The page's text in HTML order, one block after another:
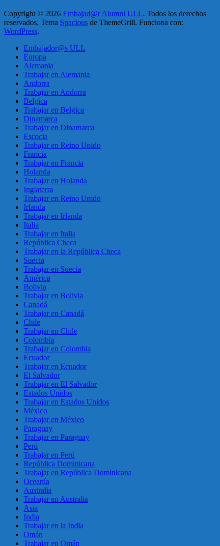
Copyright © 2026 Embajad@r Alumni ULL. Todos los derechos
reservados. Tema Spacious de ThemeGrill. Funciona con:
WordPress.
Embajador@s ULL
Europa
Alemania
Trabajar en Alemania
Andorra
Trabajar en Andorra
Belgica
Trabajar en Belgica
Dinamarca
Trabajar en Dinamarca
Escocia
Trabajar en Reino Unido
Francia
Trabajar en Francia
Holanda
Trabajar en Holanda
Inglaterra
Trabajar en Reino Unido
Irlanda
Trabajar en Irlanda
Italia
Trabajar en Italia
República Checa
Trabajar en la República Checa
Suecia
Trabajar en Suecia
América
Bolivia
Trabajar en Bolivia
Canadá
Trabajar en Canadá
Chile
Trabajar en Chile
Colombia
Trabajar en Colombia
Ecuador
Trabajar en Ecuador
El Salvador
Trabajar en El Salvador
Estados Unidos
Trabajar en Estados Unidos
México
Trabajar en México
Paraguay
Trabajar en Paraguay
Perú
Trabajar en Perú
República Dominicana
Trabajar en República Dominicana
Oceanía
Australia
Trabajar en Australia
Asia
India
Trabajar en la India
Omán
Trabajar en Omán